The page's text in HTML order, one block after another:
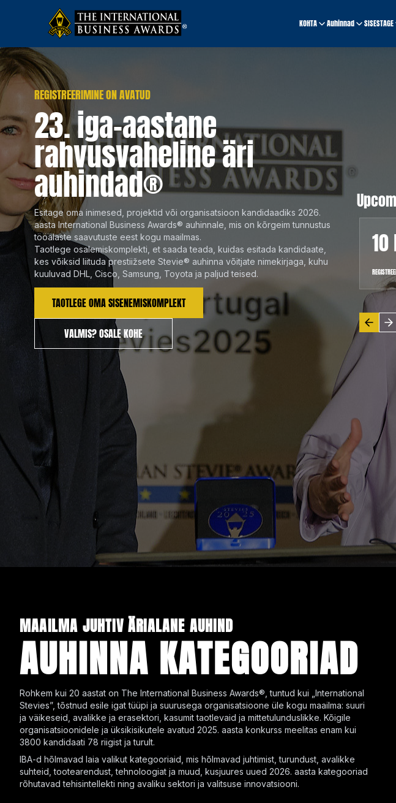
KOHTA Auhinnad SISESTAGE
REGISTREERIMINE ON AVATUD
23. iga-aastane
rahvusvaheline äri
auhindad®
Esitage oma inimesed, projektid või organisatsioon kandidaadiks 2026.
aasta International Business Awards® auhinnale, mis on kõrgeim tunnustus
tööalaste saavutuste eest kogu maailmas.
Taotlege osalemiskomplekti, et saada teada, kuidas esitada kandidaate,
kes võiksid liituda prestiižsete Stevie® auhinna võitjate nimekirjaga, kuhu
kuuluvad DHL, Cisco, Samsung, Toyota ja paljud teised.
TAOTLEGE OMA SISENEMISKOMPLEKT
VALMIS? OSALE KOHE
13 AUG
RAHVA VALIKU STEVIE AUHINDADE
AVALIK HÄÄLETAMINE ALGAB
11 SEP
RAHVA VALIKU STEVIE AUHINDADE
AVALIK HÄÄLETAMINE LÕPEB
OCT 10
MAAILMA JUHTIV ÄRIALANE AUHIND
AUHINNA KATEGOORIAD
Rohkem kui 20 aastat on The International Business Awards®, tuntud kui „International
Stevies”, tõstnud esile igat tüüpi ja suurusega organisatsioone üle kogu maailma: suuri
ja väikeseid, avalikke ja erasektori, kasumit taotlevaid ja mittetulunduslikke. Kõigile
organisatsioonidele ja üksikisikutele avatud 2025. aasta konkurss meelitas enam kui
3800 kandidaati 78 riigist ja turult.
IBA-d hõlmavad laia valikut kategooriaid, mis hõlmavad juhtimist, turundust, avalikke
suhteid, tootearendust, tehnoloogiat ja muud, kusjuures uued 2026. aasta kategooriad
rõhutavad tehisintellekti ning avaliku sektori ja valitsuse innovatsiooni.